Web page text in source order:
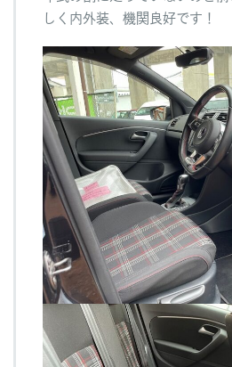
しく内外装、機関良好です！